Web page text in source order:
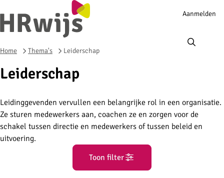
Account
Aanmelden
Home Thema's Leiderschap
Leiderschap
Leidinggevenden vervullen een belangrijke rol in een organisatie.
Ze sturen medewerkers aan, coachen ze en zorgen voor de
schakel tussen directie en medewerkers of tussen beleid en
uitvoering.
Toon filter